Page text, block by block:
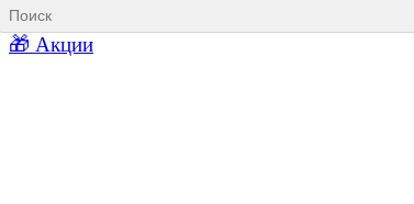
Ковши для фронтальных погрузчиков
🎁 Акции